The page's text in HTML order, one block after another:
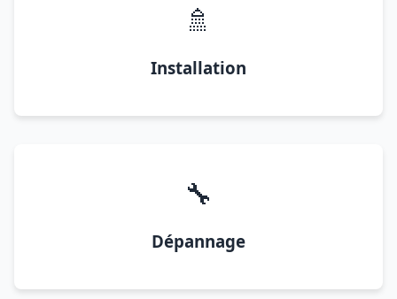
🚿
Installation
🔧
Dépannage